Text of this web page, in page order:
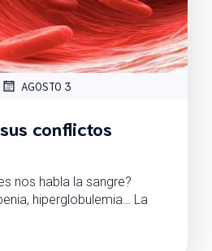
AGOSTO 3
conflictos
nos habla la sangre?
hiperglobulemia… La